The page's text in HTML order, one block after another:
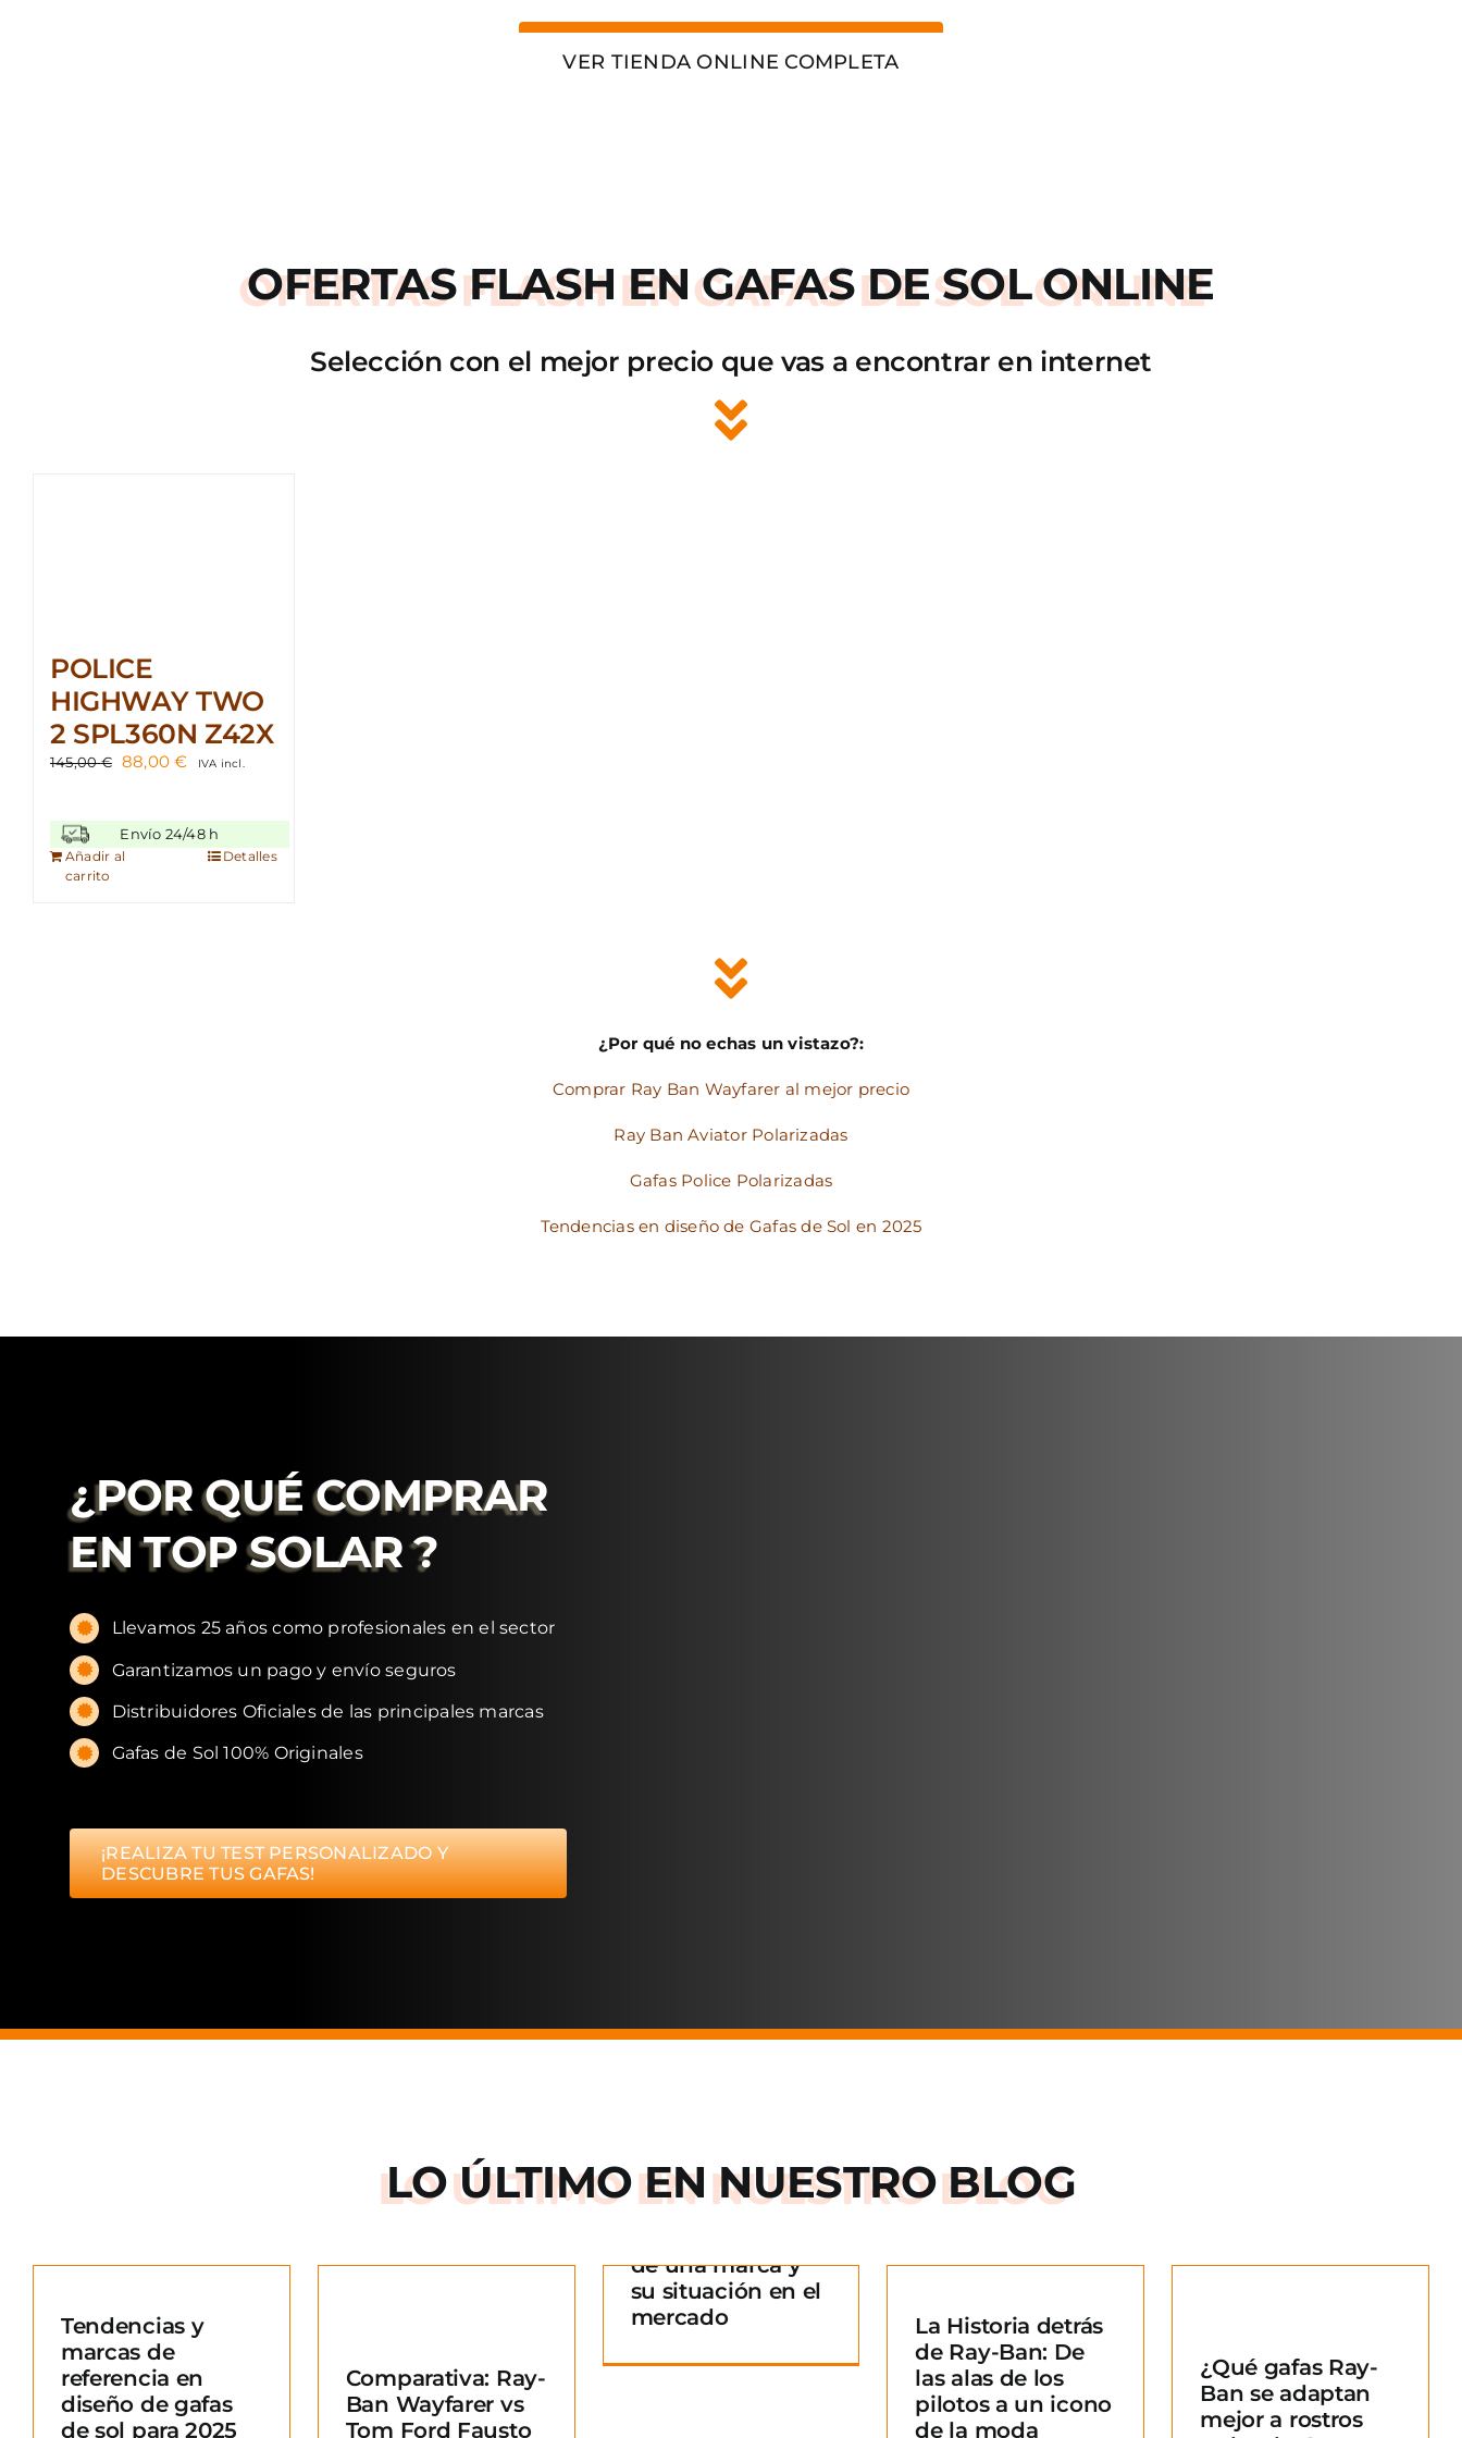
VER TIENDA ONLINE COMPLETA
OFERTAS FLASH EN GAFAS DE SOL ONLINE
Selección con el mejor precio que vas a encontrar en internet
POLICE
HIGHWAY TWO
2 SPL360N Z42X
145,00€ El
era:
145,00 €.
88,00€El
es:
88,00 €.
IVA incl.
Envío 24/48 h
Añadir al
carrito
Detalles
¿Por qué no echas un vistazo?:
Comprar Ray Ban Wayfarer al mejor precio
Ray Ban Aviator Polarizadas
Gafas Police Polarizadas
Tendencias en diseño de Gafas de Sol en 2025
¿POR QUÉ COMPRAR
EN TOP SOLAR ?
Llevamos 25 años como profesionales en el sector
Garantizamos un pago y envío seguros
Distribuidores Oficiales de las principales marcas
Gafas de Sol 100% Originales
¡REALIZA TU TEST PERSONALIZADO Y
DESCUBRE TUS GAFAS!
LO ÚLTIMO ENNUESTRO BLOG
Tendencias y
marcas de
referencia en
diseño de gafas
de sol para 2025
Comparativa: Ray-
Ban Wayfarer vs
Tom Ford Fausto
Comparativa: Ray-
Ban Wayfarer vs
Tom Ford Fausto
mercado
de una marca y
su situación en el
mercado
La Historia detrás
de Ray-Ban: De las
La Historia detrás
de Ray-Ban: De
las alas de los
pilotos a un icono
de la moda
¿Qué gafas Ray-
Ban se adaptan
mejor a rostros
redondos?
¿Qué gafas Ray-
Ban se adaptan
mejor a rostros